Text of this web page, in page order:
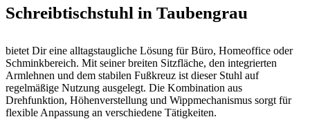
Schreibtischstuhl in Taubengrau
bietet Dir eine alltagstaugliche Lösung für Büro, Homeoffice oder
Schminkbereich. Mit seiner breiten Sitzfläche, den integrierten
Armlehnen und dem stabilen Fußkreuz ist dieser Stuhl auf
regelmäßige Nutzung ausgelegt. Die Kombination aus
Drehfunktion, Höhenverstellung und Wippmechanismus sorgt für
flexible Anpassung an verschiedene Tätigkeiten.